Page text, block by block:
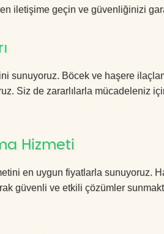
iletişime geçin ve güvenliğinizi
sunuyoruz. Böcek ve haşere
Siz de zararlılarla mücadeleniz
Hizmeti
en uygun fiyatlarla sunuyoruz.
güvenli ve etkili çözümler